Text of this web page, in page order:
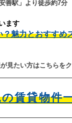
善駅」より徒歩約7分
ます
？魅力とおすすめ
見たい方はこちらを
賃貸物件